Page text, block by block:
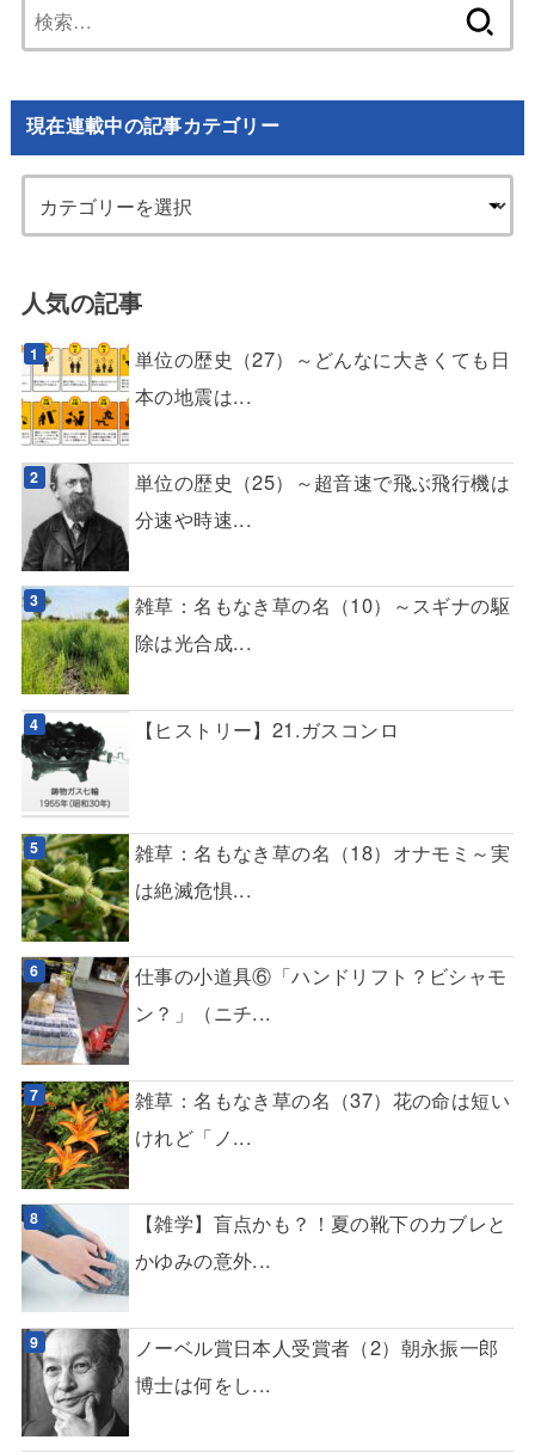
索:
現在連載中の記事カテゴリー
人気の記事
単位の歴史（27）～どんなに大きくても日
本の地震は...
単位の歴史（25）～超音速で飛ぶ飛行機は
分速や時速...
雑草：名もなき草の名（10）～スギナの駆
除は光合成...
【ヒストリー】21.ガスコンロ
雑草：名もなき草の名（18）オナモミ～実
は絶滅危惧...
仕事の小道具⑥「ハンドリフト？ビシャモ
ン？」（ニチ...
雑草：名もなき草の名（37）花の命は短い
けれど「ノ...
【雑学】盲点かも？！夏の靴下のカブレと
かゆみの意外...
ノーベル賞日本人受賞者（2）朝永振一郎
博士は何をし...